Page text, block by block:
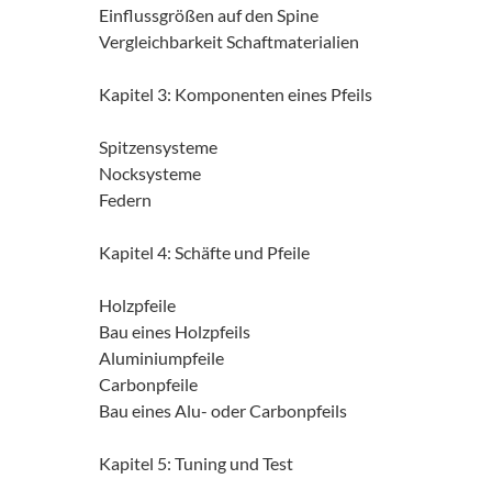
Einflussgrößen auf den Spine
Vergleichbarkeit Schaftmaterialien
Kapitel 3: Komponenten eines Pfeils
Spitzensysteme
Nocksysteme
Federn
Kapitel 4: Schäfte und Pfeile
Holzpfeile
Bau eines Holzpfeils
Aluminiumpfeile
Carbonpfeile
Bau eines Alu- oder Carbonpfeils
Kapitel 5: Tuning und Test